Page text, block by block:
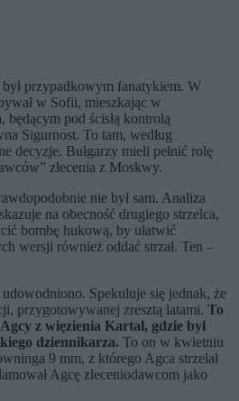
przypadkowym fanatykiem. W
w Sofii, mieszkając w
pod ścisłą kontrolą
Sigurnost. To tam, według
decyzje. Bułgarzy mieli pełnić rolę
zlecenia z Moskwy.
nie był sam. Analiza
na obecność drugiego strzelca,
bombę hukową, by ułatwić
wersji również oddać strzał. Ten –
Spekuluje się jednak, że
przygotowywanej zresztą latami. To
z więzienia Kartal, gdzie był
dziennikarza. To on w kwietniu
9 mm, z którego Agca strzelał
Agcę zleceniodawcom jako